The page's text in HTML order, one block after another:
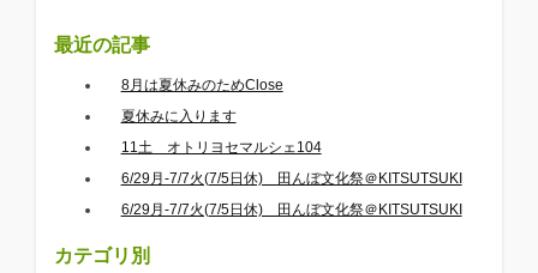
最近の記事
8月は夏休みのためClose
夏休みに入ります
11土 オトリヨセマルシェ104
6/29月-7/7火(7/5日休) 田んぼ文化祭＠KITSUTSUKI
6/29月-7/7火(7/5日休) 田んぼ文化祭＠KITSUTSUKI
カテゴリ別